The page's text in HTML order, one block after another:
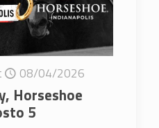
08/04/2026
Horseshoe
5